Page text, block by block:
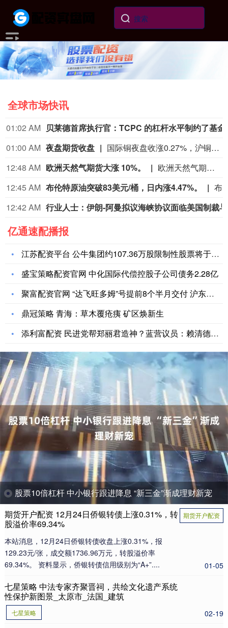
全球市场快讯
01:02 AM
01:00 AM 夜盘期货收盘
国际铜夜盘收涨0.27%，沪铜收涨0.10%，沪铝收涨0.38%，沪锌收涨1.11%，沪铅收涨0.10%，沪镍收跌1.22%，沪锡收跌0.98%。氧化铝夜盘收跌0.52%，铝合金收涨0.09%。不锈钢夜盘收涨0.10%。
12:48 AM 欧洲天然气期货大涨 10%。
欧洲天然气期货大涨 10%。
12:45 AM 布伦特原油突破83美元/桶，日内涨4.47%。
12:42 AM
亿通速配播报
江苏配资平台 公牛集团约107.36万股限制性股票将于202
盛宝策略配资官网 中化国际代偿控股子公司债务2.28亿
聚富配资官网 “达飞旺多姆”号提前8个半月交付 沪东中华建成
鼎冠策略 青海：草木覆疮痍 矿区焕新生
添利富配资 民进党帮郑丽君造神？蓝营议员：赖清德施政争议恐成
股票10倍杠杆 中小银行跟进降息 “新三金”渐成理财新宠
期货开户配资
期货开户配资 12月24日侨银转债上涨0.31%，转
股溢价率69.34%
本站消息，12月24日侨银转债收盘上涨0.31%，报
129.23元/张，成交额1736.96万元，转股溢价率
69.34%。 资料显示，侨银转债信用级别为“A+”....
01-05
七星策略 中法专家齐聚晋祠，共绘文化遗产系统
性保护新图景_太原市_法国_建筑
七星策略 02-19